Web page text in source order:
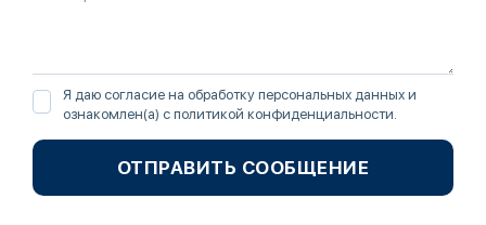
Я даю согласие на обработку персональных данных и
ознакомлен(а) с политикой конфиденциальности
ОТПРАВИТЬ СООБЩЕНИЕ